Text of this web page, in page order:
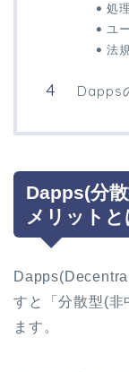
処
ユ
法
Dapps
Dapps(分
メリットと
すと「分散型(非
ます。